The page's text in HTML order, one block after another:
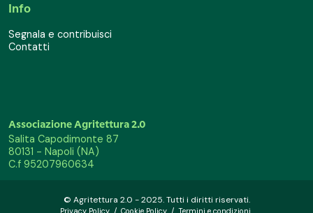
Info
Segnala e contribuisci
Contatti
Associazione Agritettura 2.0
Salita Capodimonte 87
80131 - Napoli (NA)
C.f 95207960634
© Agritettura 2.0 - 2025. Tutti i diritti riservati.
Privacy Policy Cookie Policy Termini e condizioni